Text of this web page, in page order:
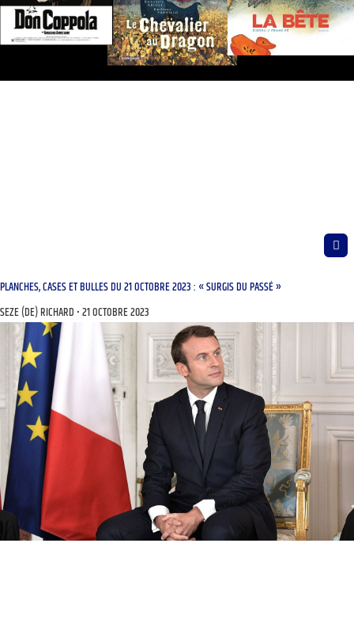
PLANCHES, CASES ET BULLES DU 21 OCTOBRE 2023 : « SURGIS DU PASSÉ »
SEZE (DE) RICHARD 21 OCTOBRE 2023